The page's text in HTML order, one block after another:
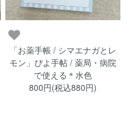
「お薬手帳 / シマエナガとレ
モン」ぴよ手帖 / 薬局・病院
で使える＊水色
800円(税込880円)